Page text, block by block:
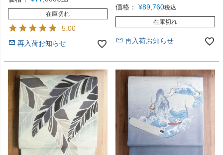
在庫切れ
5.00
再入荷お知らせ
価格：
¥89,760税込
在庫切れ
再入荷お知らせ